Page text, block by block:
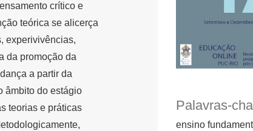
Palavras-
ensino
crítico e
teórica se alicerça
experivivências,
da promoção da
a partir da
âmbito do estágio
teorias e práticas